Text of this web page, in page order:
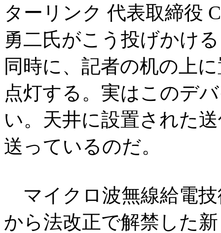
ターリンク 代表取締役
勇二氏がこう投げかけ
同時に、記者の机の上
点灯する。実はこのデ
い。天井に設置された
送っているのだ。
マイクロ波無線給電技
から法改正で解禁した